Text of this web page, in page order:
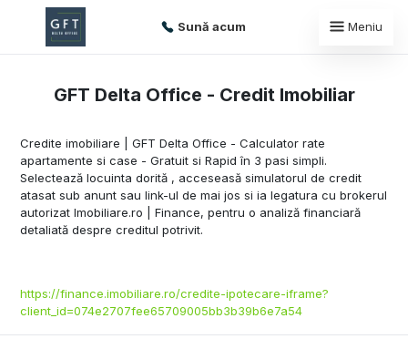
Sună acum Meniu
GFT Delta Office - Credit Imobiliar
Credite imobiliare | GFT Delta Office - Calculator rate
apartamente si case - Gratuit si Rapid în 3 pasi simpli.
Selectează locuinta dorită , acceseasă simulatorul de credit
atasat sub anunt sau link-ul de mai jos si ia legatura cu brokerul
autorizat Imobiliare.ro | Finance, pentru o analiză financiară
detaliată despre creditul potrivit.
https://finance.imobiliare.ro/credite-ipotecare-iframe?
client_id=074e2707fee65709005bb3b39b6e7a54